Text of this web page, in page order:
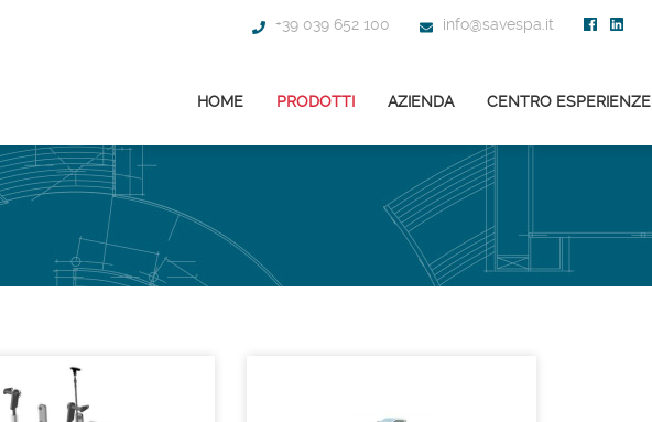
+39 039 652 100 info@savespa.it
HOME PRODOTTI AZIENDA CENTRO ESPERIENZE